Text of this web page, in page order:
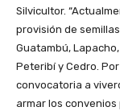
Silvicultor.
provisión de
Guatambú,
Peteribí y Cedro.
convocatoria a
armar los convenios